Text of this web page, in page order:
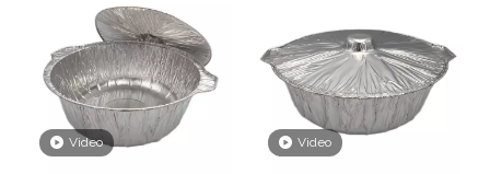
der Reise, ohne dass die
Gefahr einer
Verwechslung oder
Verschüttung besteht.
Gesundheits- und
Umweltschutz in
Lebensmittelqualität.
Aufmerksamer Service:
Strenge Verpackung.
Video Video